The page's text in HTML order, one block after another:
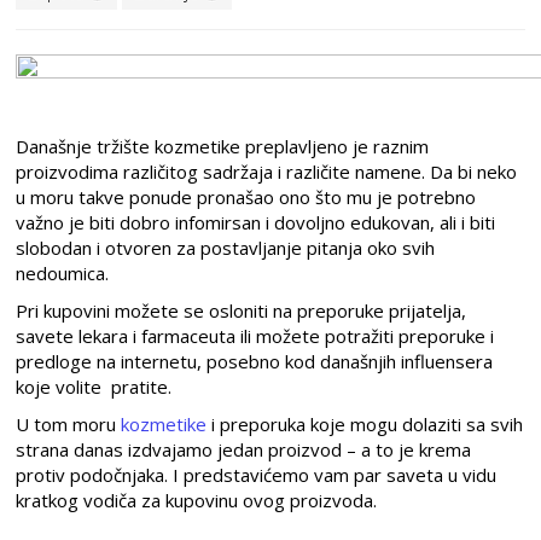
Današnje tržište kozmetike preplavljeno je raznim
proizvodima različitog sadržaja i različite namene. Da bi neko
u moru takve ponude pronašao ono što mu je potrebno
važno je biti dobro infomirsan i dovoljno edukovan, ali i biti
slobodan i otvoren za postavljanje pitanja oko svih
nedoumica.
Pri kupovini možete se osloniti na preporuke prijatelja,
savete lekara i farmaceuta ili možete potražiti preporuke i
predloge na internetu, posebno kod današnjih influensera
koje volite pratite.
U tom morukozmetike i preporuka koje mogu dolaziti sa svih
strana danas izdvajamo jedan proizvod – a to je krema
protiv podočnjaka. I predstavićemo vam par saveta u vidu
kratkog vodiča za kupovinu ovog proizvoda.